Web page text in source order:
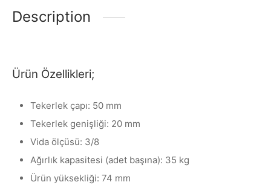
Description
Ürün Özellikleri;
Tekerlek çapı: 50 mm
Tekerlek genişliği: 20 mm
Vida ölçüsü: 3/8
Ağırlık kapasitesi (adet başına): 35 kg
Ürün yüksekliği: 74 mm